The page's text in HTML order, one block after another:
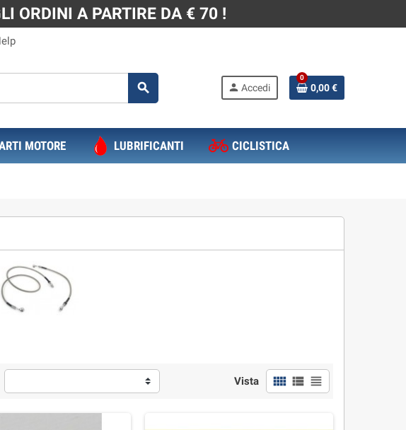
ORDINI A PARTIRE DA € 70 !
search person Accedi
0
0,00 €
MOTORE LUBRIFICANTI CICLISTICA
Vista view_comfy view_list view_headline